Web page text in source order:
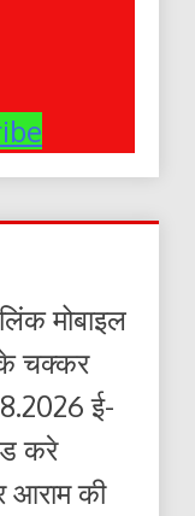
मोबाइल
चक्कर
ई-
करे
आराम की